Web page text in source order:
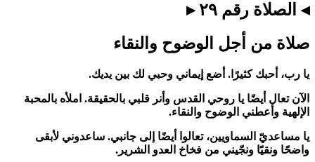
◂ الصلاة رقم ٢٩ ▸
صلاة من أجل الوضوح والنقاء
يا رب، أحبك كثيرًا. أضع إيماني وحبي لك بين يديك.
الآن تعال أيضًا يا روحي القدس وأنر قلبي بالحقيقة. املأه بالمحبة
الإلهية وأعطني الوضوح والنقاء.
يا مساعديّ السماويين، تعالوا أيضًا إلى جانبي. ساعدوني لأبقى
واضحًا ونقيًا ونجّيني من فخاخ العدو الشرير.